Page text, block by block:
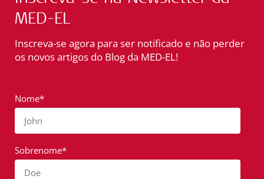
MED-EL
Inscreva-se agora para ser notificado e não perder
os novos artigos do Blog da MED-EL!
Nome*
John
Sobrenome*
Doe